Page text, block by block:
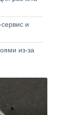
и
из-за